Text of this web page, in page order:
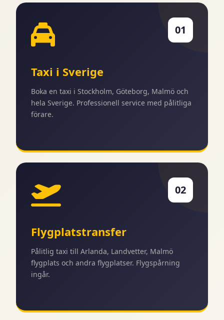
01
Taxi i Sverige
Boka en taxi i Stockholm, Göteborg, Malmö och
hela Sverige. Professionell service med pålitliga
förare.
02
Flygplatstransfer
Pålitlig taxi till Arlanda, Landvetter, Malmö
flygplats och andra flygplatser. Flygspårning
ingår.